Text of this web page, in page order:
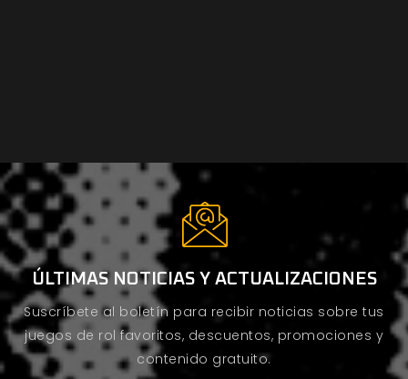
ÚLTIMAS NOTICIAS Y ACTUALIZACIONES
Suscríbete al boletín para recibir noticias sobre tus
juegos de rol favoritos, descuentos, promociones y
contenido gratuito.